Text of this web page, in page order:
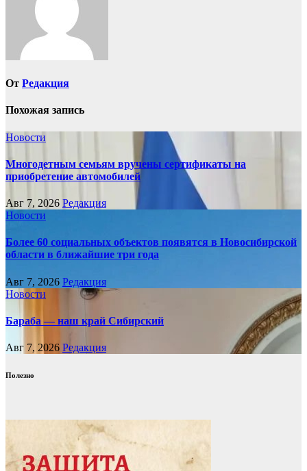
От Редакция
Похожая запись
Новости
Многодетным семьям вручены сертификаты на
приобретение автомобилей
Авг 7, 2026 Редакция
Новости
Более 60 социальных объектов появятся в Новосибирской
области в ближайшие три года
Авг 7, 2026 Редакция
Новости
Бараба — наш край Сибирский
Авг 7, 2026 Редакция
Полезно